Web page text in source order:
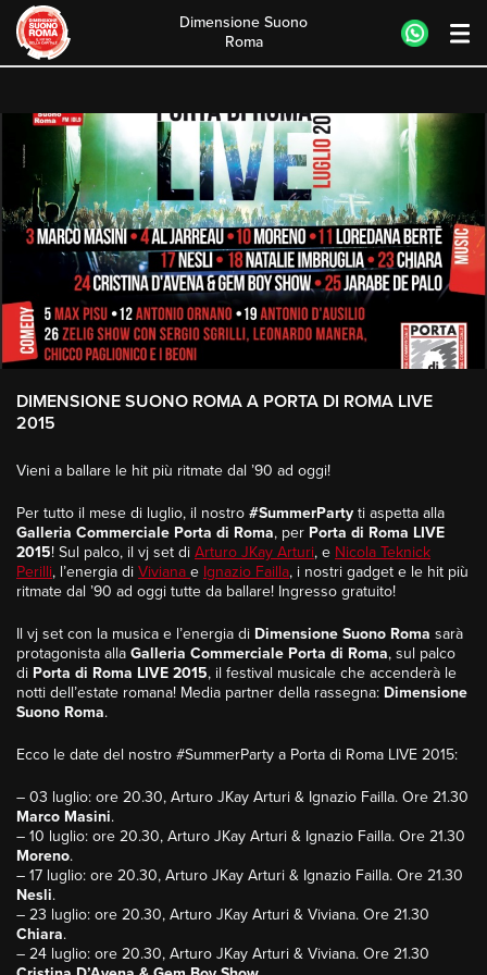
content
Dimensione Suono
Roma
DIMENSIONE SUONO ROMA A PORTA DI ROMA LIVE
2015
Vieni a ballare le hit più ritmate dal ’90 ad oggi!
Per tutto il mese di luglio, il nostro #SummerParty ti aspetta alla
Galleria Commerciale Porta di Roma, per Porta di Roma LIVE
2015! Sul palco, il vj set di Arturo JKay Arturi, e Nicola Teknick
Perilli, l’energia di Viviana e Ignazio Failla, i nostri gadget e le hit più
ritmate dal ’90 ad oggi tutte da ballare! Ingresso gratuito!
Il vj set con la musica e l’energia di Dimensione Suono Roma sarà
protagonista alla Galleria Commerciale Porta di Roma, sul palco
di Porta di Roma LIVE 2015, il festival musicale che accenderà le
notti dell’estate romana! Media partner della rassegna: Dimensione
Suono Roma.
Ecco le date del nostro #SummerParty a Porta di Roma LIVE 2015:
– 03 luglio: ore 20.30, Arturo JKay Arturi & Ignazio Failla. Ore 21.30
Marco Masini.
– 10 luglio: ore 20.30, Arturo JKay Arturi & Ignazio Failla. Ore 21.30
Moreno.
– 17 luglio: ore 20.30, Arturo JKay Arturi & Ignazio Failla. Ore 21.30
Nesli.
– 23 luglio: ore 20.30, Arturo JKay Arturi & Viviana. Ore 21.30
Chiara.
– 24 luglio: ore 20.30, Arturo JKay Arturi & Viviana. Ore 21.30